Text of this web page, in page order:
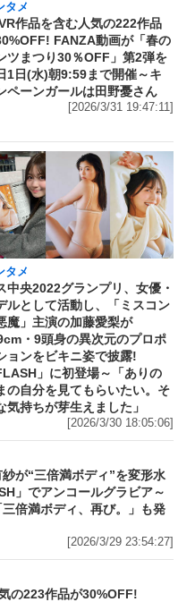
タメ
作品を含む人気の222作品
FANZA動画が「春の
ツまつり30％OFF」第2弾を
1日(水)朝9:59まで開催～キ
ペーンガールは田野憂さん
[2026/3/31 19:47:11]
タメ
中央2022グランプリ、女優・
ルとして活動し、「ミスコン
魔」主演の加藤愛梨が
・9頭身の異次元のプロポ
ョンをビキニ姿で披露!
」に初登場～「ありの
の自分を見てもらいたい。そ
気持ちが芽生えました」
[2026/3/30 18:05:06]
が“三倍満ボディ”を変形水
」でアンコールグラビア～
倍満ボディ、再び。」も発
[2026/3/29 23:54:27]
の223作品が30%OFF!